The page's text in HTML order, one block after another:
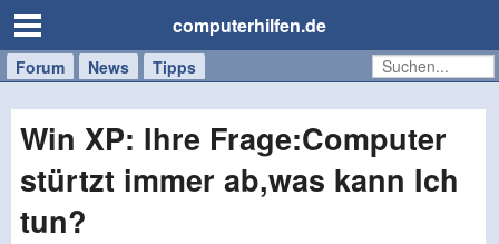
computerhilfen.de
Forum News Tipps
Handy
Tablet
Windows
Mac
Win XP: Ihre Frage:Computer
stürtzt immer ab,was kann Ich
tun?